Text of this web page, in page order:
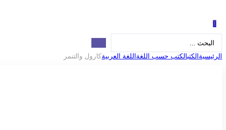
0
الرئيسية الكتبالكتب حسب اللغة اللغة العربيةكارول والتنمر